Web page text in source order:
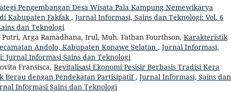
Pengembangan Desa Wisata Pala Kampung Nemewikarya
Kabupaten Fakfak , Jurnal Informasi, Sains dan Teknologi: Vol. 6
dan Teknologi
Arga Ramadhana, Irul, Muh. Fathan Fourthson, Karakteristik
Andolo, Kabupaten Konawe Selatan , Jurnal Informasi,
Jurnal Informasi Sains dan Teknologi
Fransisca, Revitalisasi Ekonomi Pesisir Berbasis Tradisi Kera
Berau dengan Pendekatan Partisipatif, Jurnal Informasi, Sains dan
Informasi Sains dan Teknologi